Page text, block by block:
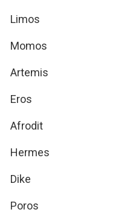
Limos
Momos
Artemis
Eros
Afrodit
Hermes
Dike
Poros